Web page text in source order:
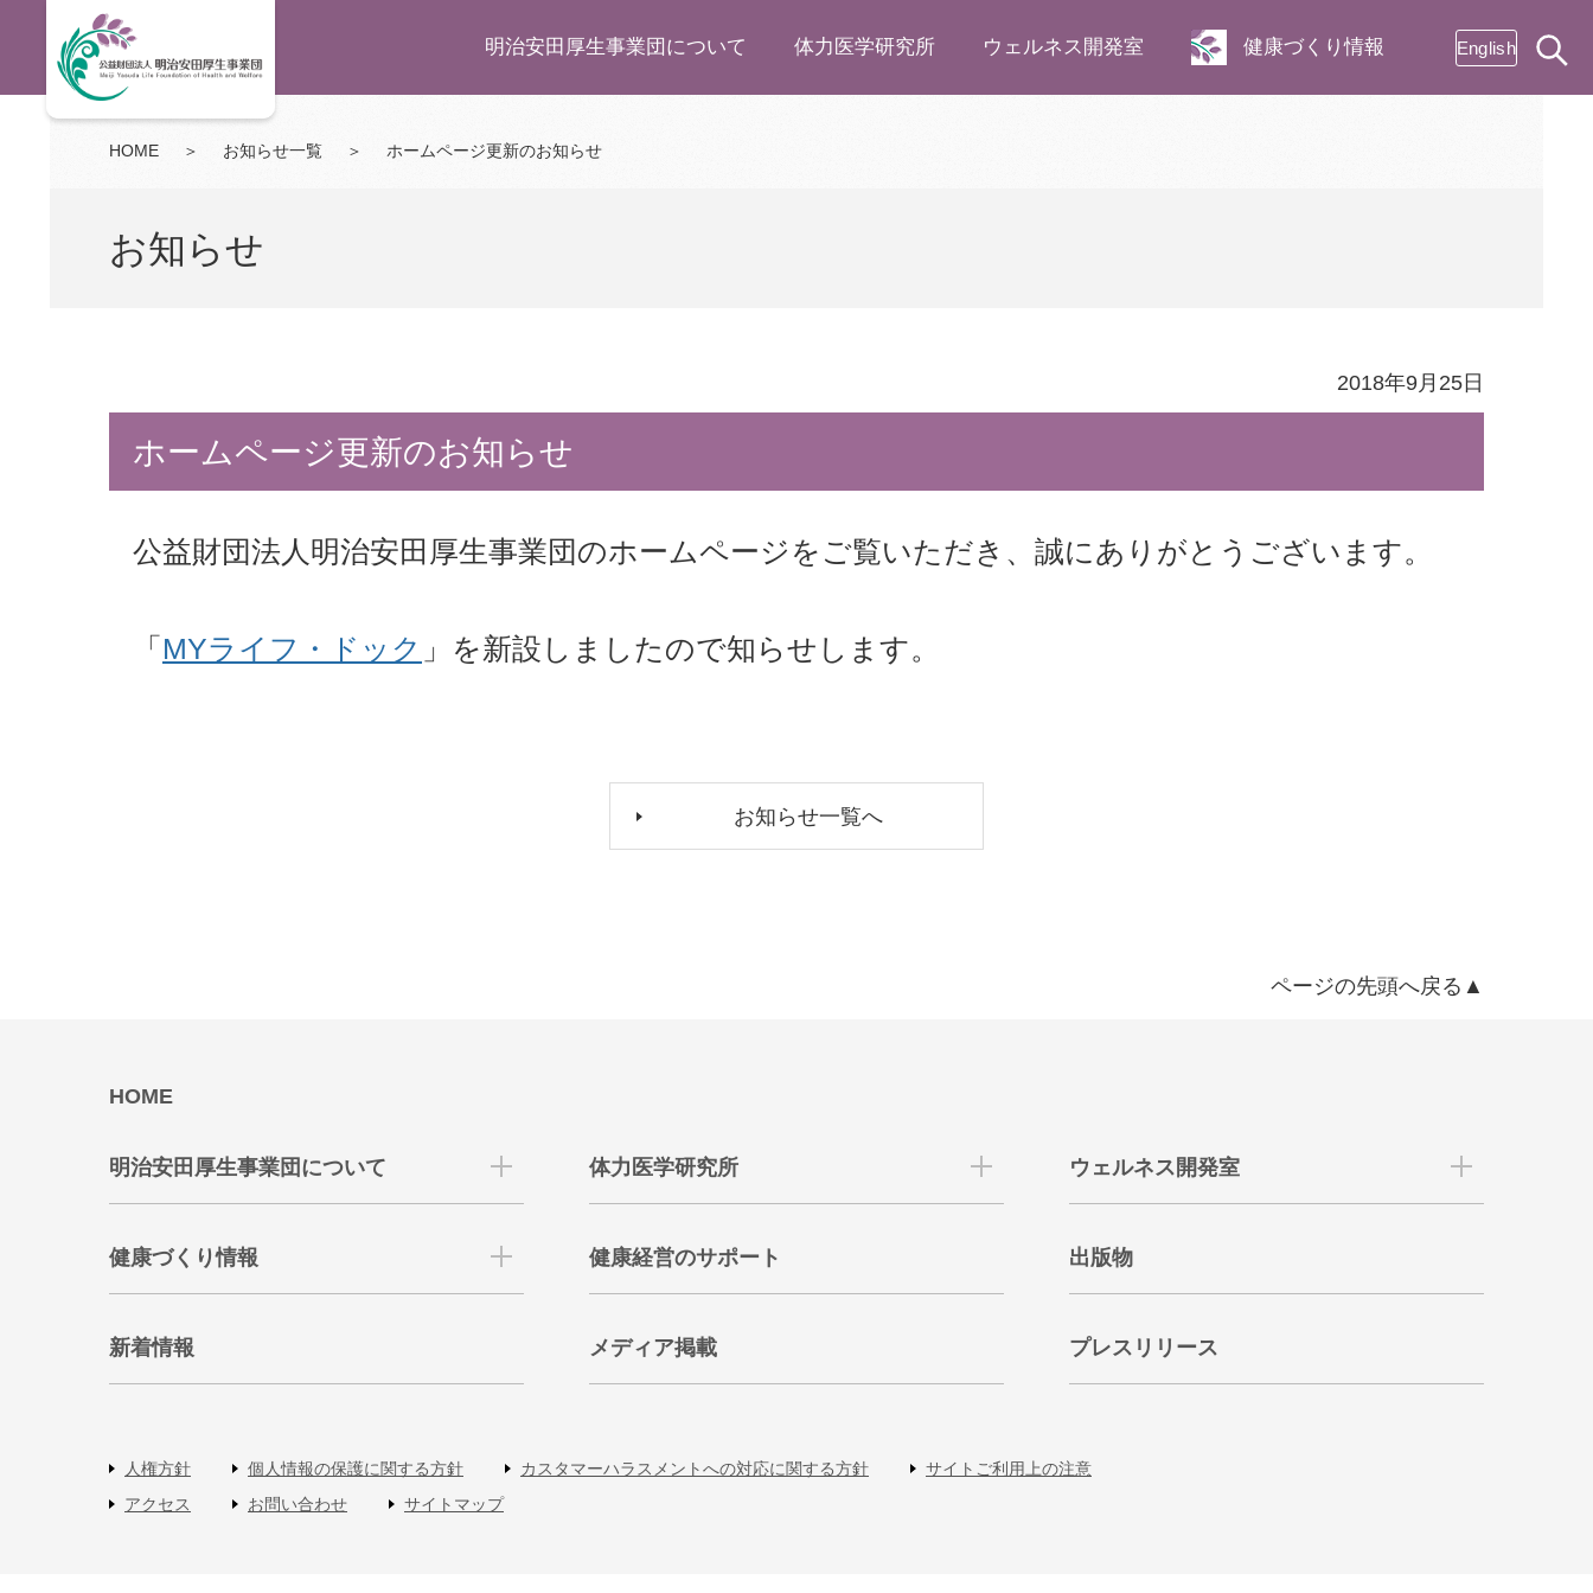
明治安田厚生事業団について 体力医学研究所 ウェルネス開発室 健康づくり情報 English
HOME ＞ お知らせ一覧 ＞ ホームページ更新のお知らせ
お知らせ
2018年9月25日
ホームページ更新のお知らせ
公益財団法人明治安田厚生事業団のホームページをご覧いただき、誠にありがとうございます。
「 MYライフ・ドック 」を新設しましたので知らせします。
お知らせ一覧へ
ページの先頭へ戻る▲
HOME
明治安田厚生事業団について 体力医学研究所 ウェルネス開発室
健康づくり情報 健康経営のサポート 出版物
新着情報 メディア掲載 プレスリリース
人権方針 個人情報の保護に関する方針 カスタマーハラスメントへの対応に関する方針
サイトご利用上の注意
アクセス
お問い合わせ サイトマップ